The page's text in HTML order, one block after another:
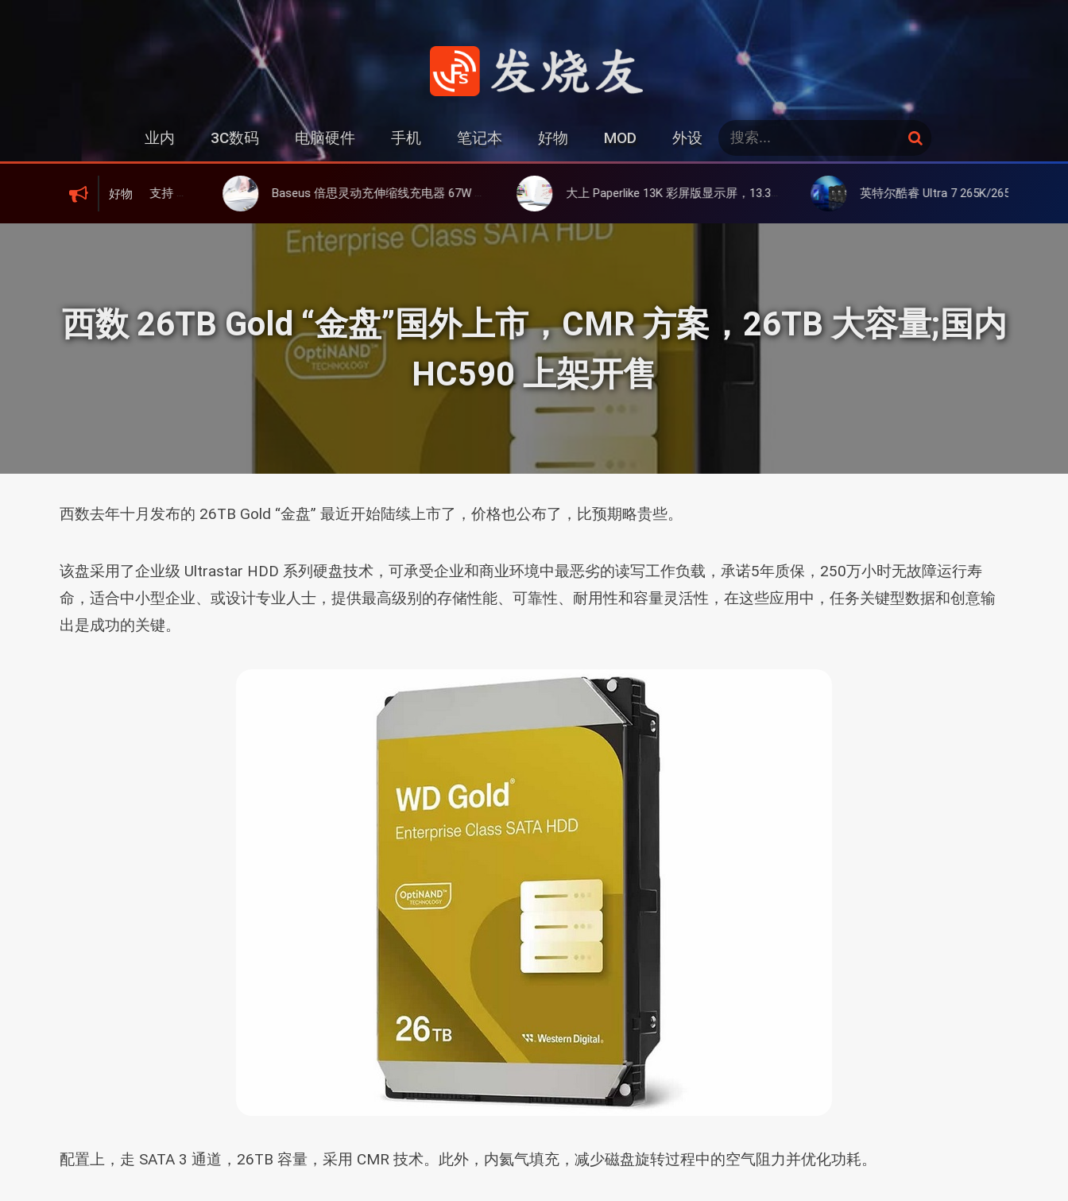
发烧友
业内 3C数码 电脑硬件 手机 笔记本 好物 MOD 外设
搜
索
：
搜
好物
WIFI 6、屏显、6000mAh 电池、峰值下行2.0Gbps Baseus 倍思灵动充伸缩线充电器 67W 3C，超耐用可伸缩线、氮化镓、3C多设备同时充 大上 Paperlike 13K 彩屏版显示屏，13.3英寸高刷彩色墨水屏 英特尔酷睿 Ultra 7 265K/265KF 官降100美元促销，快和酷睿 Ultra 5 差不多了
西数 26TB Gold “金盘”国外上市，CMR 方案，26TB 大容量;国内
HC590 上架开售
西数去年十月发布的 26TB Gold “金盘” 最近开始陆续上市了，价格也公布了，比预期略贵些。
该盘采用了企业级 Ultrastar HDD 系列硬盘技术，可承受企业和商业环境中最恶劣的读写工作负载，承诺5年质保，250万小时无故障运行寿
命，适合中小型企业、或设计专业人士，提供最高级别的存储性能、可靠性、耐用性和容量灵活性，在这些应用中，任务关键型数据和创意输
出是成功的关键。
配置上，走 SATA 3 通道，26TB 容量，采用 CMR 技术。此外，内氦气填充，减少磁盘旋转过程中的空气阻力并优化功耗。